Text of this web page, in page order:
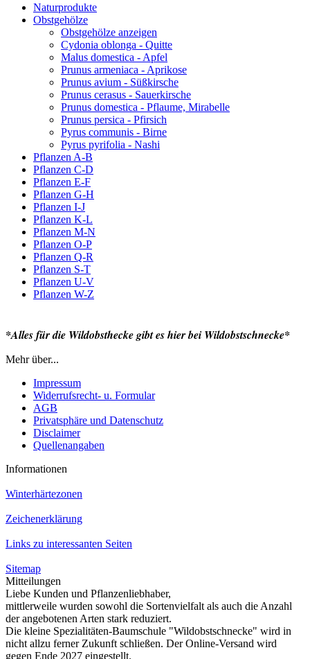
Naturprodukte
Obstgehölze
Obstgehölze anzeigen
Cydonia oblonga - Quitte
Malus domestica - Apfel
Prunus armeniaca - Aprikose
Prunus avium - Süßkirsche
Prunus cerasus - Sauerkirsche
Prunus domestica - Pflaume, Mirabelle
Prunus persica - Pfirsich
Pyrus communis - Birne
Pyrus pyrifolia - Nashi
Pflanzen A-B
Pflanzen C-D
Pflanzen E-F
Pflanzen G-H
Pflanzen I-J
Pflanzen K-L
Pflanzen M-N
Pflanzen O-P
Pflanzen Q-R
Pflanzen S-T
Pflanzen U-V
Pflanzen W-Z
*Alles für die Wildobsthecke gibt es hier bei Wildobstschnecke*
Mehr über...
Impressum
Widerrufsrecht- u. Formular
AGB
Privatsphäre und Datenschutz
Disclaimer
Quellenangaben
Informationen
Winterhärtezonen
Zeichenerklärung
Links zu interessanten Seiten
Sitemap
Mitteilungen
Liebe Kunden und Pflanzenliebhaber,
mittlerweile wurden sowohl die Sortenvielfalt als auch die Anzahl
der angebotenen Arten stark reduziert.
Die kleine Spezialitäten-Baumschule "Wildobstschnecke" wird in
nicht allzu ferner Zukunft schließen. Der Online-Versand wird
gegen Ende 2027 eingestellt.